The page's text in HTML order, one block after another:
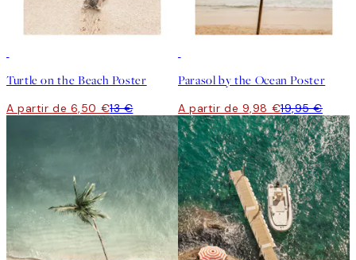
Turtle on the Beach Poster
A partir de 6,50 €13 €
Parasol by the Ocean Poster
A partir de 9,98 €19,95 €